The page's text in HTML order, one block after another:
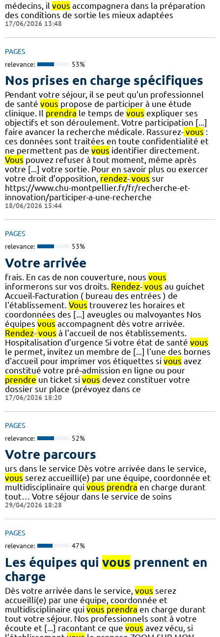
médecins, il vous accompagnera dans la préparation
des conditions de sortie les mieux adaptées
17/06/2026 13:48
PAGES
relevance: 53%
Nos prises en charge spécifiques
Pendant votre séjour, il se peut qu’un professionnel
de santé vous propose de participer à une étude
clinique. Il prendra le temps de vous expliquer ses
objectifs et son déroulement. Votre participation [...]
faire avancer la recherche médicale. Rassurez- vous :
ces données sont traitées en toute confidentialité et
ne permettent pas de vous identifier directement.
Vous pouvez refuser à tout moment, même après
votre [...] votre sortie. Pour en savoir plus ou exercer
votre droit d’opposition, rendez- vous sur
https://www.chu-montpellier.fr/fr/recherche-et-
innovation/participer-a-une-recherche
18/06/2026 15:44
PAGES
relevance: 53%
Votre arrivée
frais. En cas de non couverture, nous vous
informerons sur vos droits. Rendez- vous au guichet
Accueil-Facturation ( bureau des entrées ) de
l'établissement. Vous trouverez les horaires et
coordonnées des [...] aveugles ou malvoyantes Nos
équipes vous accompagnent dès votre arrivée.
Rendez- vous à l’accueil de nos établissements.
Hospitalisation d’urgence Si votre état de santé vous
le permet, invitez un membre de [...] l'une des bornes
d'accueil pour imprimer vos étiquettes si vous avez
constitué votre pré-admission en ligne ou pour
prendre un ticket si vous devez constituer votre
dossier sur place (prévoyez dans ce
17/06/2026 18:20
PAGES
relevance: 52%
Votre parcours
urs dans le service Dès votre arrivée dans le service,
vous serez accueilli(e) par une équipe, coordonnée et
multidisciplinaire qui vous prendra en charge durant
tout… Votre séjour dans le service de soins
29/04/2026 18:28
PAGES
relevance: 47%
Les équipes qui vous prennent en
charge
Dès votre arrivée dans le service, vous serez
accueilli(e) par une équipe, coordonnée et
multidisciplinaire qui vous prendra en charge durant
tout votre séjour. Nos professionnels sont à votre
écoute et [...] racontant ce que vous avez vécu, si